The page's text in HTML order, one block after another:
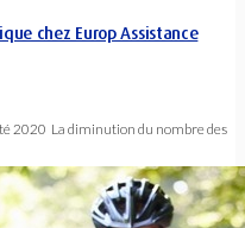
chez Europ Assistance
2020 La diminution du nombre des